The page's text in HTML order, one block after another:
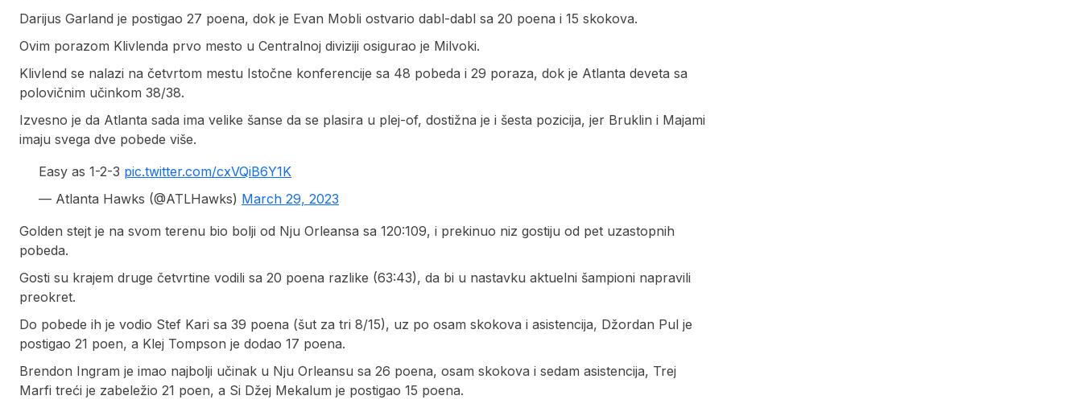
Darijus Garland je postigao 27 poena, dok je Evan Mobli ostvario dabl-dabl sa 20 poena i 15 skokova.
Ovim porazom Klivlenda prvo mesto u Centralnoj diviziji osigurao je Milvoki.
Klivlend se nalazi na četvrtom mestu Istočne konferencije sa 48 pobeda i 29 poraza, dok je Atlanta deveta sa
polovičnim učinkom 38/38.
Izvesno je da Atlanta sada ima velike šanse da se plasira u plej-of, dostižna je i šesta pozicija, jer Bruklin i Majami
imaju svega dve pobede više.
Easy as 1-2-3 pic.twitter.com/cxVQiB6Y1K
— Atlanta Hawks (@ATLHawks) March 29, 2023
Golden stejt je na svom terenu bio bolji od Nju Orleansa sa 120:109, i prekinuo niz gostiju od pet uzastopnih
pobeda.
Gosti su krajem druge četvrtine vodili sa 20 poena razlike (63:43), da bi u nastavku aktuelni šampioni napravili
preokret.
Do pobede ih je vodio Stef Kari sa 39 poena (šut za tri 8/15), uz po osam skokova i asistencija, Džordan Pul je
postigao 21 poen, a Klej Tompson je dodao 17 poena.
Brendon Ingram je imao najbolji učinak u Nju Orleansu sa 26 poena, osam skokova i sedam asistencija, Trej
Marfi treći je zabeležio 21 poen, a Si Džej Mekalum je postigao 15 poena.